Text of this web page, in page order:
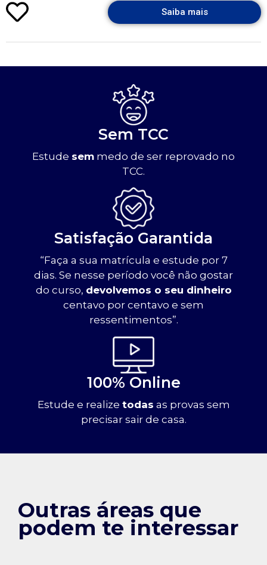
Saiba mais
Sem TCC
Estude sem medo de ser reprovado no
TCC.
Satisfação Garantida
“Faça a sua matrícula e estude por 7
dias. Se nesse período você não gostar
do curso, devolvemos o seu dinheiro
centavo por centavo e sem
ressentimentos”.
100% Online
Estude e realize todas as provas sem
precisar sair de casa.
Outras áreas que
podem te interessar